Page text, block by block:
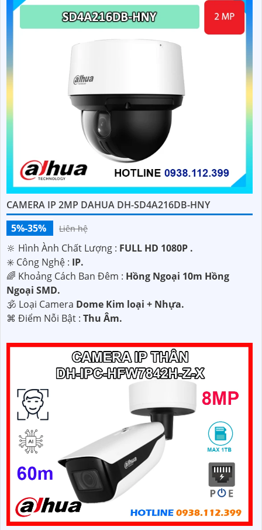
CAMERA IP 2MP DAHUA DH-SD4A216DB-HNY
5%-35%
Liên hệ
🔆 Hình Ành Chất Lượng : FULL HD 1080P .
✳️ Công Nghệ : IP.
🌈 Khoảng Cách Ban Đêm : Hồng Ngoại 10m Hồng
Ngoại SMD.
🕉️ Loại Camera Dome Kim loại + Nhựa.
️⌘ Điểm Nỗi Bật : Thu Âm.